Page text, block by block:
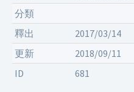
分類
釋出
2017/03/14
更新
2018/09/11
ID
681